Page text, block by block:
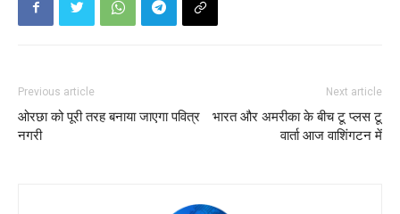
Previous article
ओरछा को पूरी तरह बनाया जाएगा पवित्र
नगरी
Next article
भारत और अमरीका के बीच टू प्‍लस टू
वार्ता आज वाशिंगटन में